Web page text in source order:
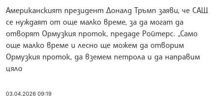
Американският президент Доналд Тръмп заяви, че САЩ
се нуждаят от още малко време, за да могат да
отворят Ормузкия проток, предаде Ройтерс. „Само
още малко време и лесно ще можем да отворим
Ормузкия проток, да вземем петрола и да направим
цяло
03.04.2026 09:19